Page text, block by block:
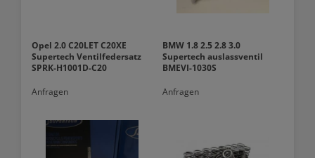
Opel 2.0 C20LET C20XE
Supertech Ventilfedersatz
SPRK-H1001D-C20
Anfragen
BMW 1.8 2.5 2.8 3.0
Supertech auslassventil
BMEVI-1030S
Anfragen